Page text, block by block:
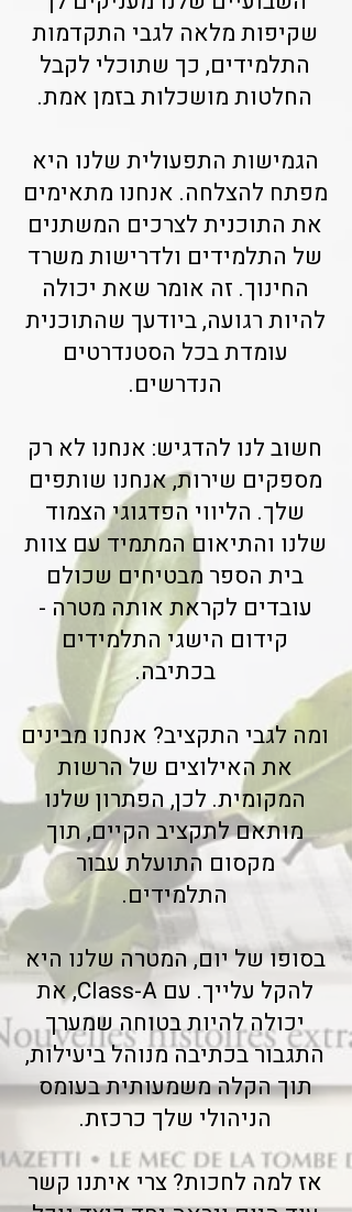
שקיפות מלאה לגבי התקדמות
התלמידים, כך שתוכלי לקבל
החלטות מושכלות בזמן אמת.
הגמישות התפעולית שלנו היא
מפתח להצלחה. אנחנו מתאימים
את התוכנית לצרכים המשתנים
של התלמידים ולדרישות משרד
החינוך. זה אומר שאת יכולה
להיות רגועה, ביודעך שהתוכנית
עומדת בכל הסטנדרטים
הנדרשים.
חשוב לנו להדגיש: אנחנו לא רק
מספקים שירות, אנחנו שותפים
שלך. הליווי הפדגוגי הצמוד
שלנו והתיאום המתמיד עם צוות
בית הספר מבטיחים שכולם
עובדים לקראת אותה מטרה -
קידום הישגי התלמידים
בכתיבה.
ומה לגבי התקציב? אנחנו מבינים
את האילוצים של הרשות
המקומית. לכן, הפתרון שלנו
מותאם לתקציב הקיים, תוך
מקסום התועלת עבור
התלמידים.
בסופו של יום, המטרה שלנו היא
להקל עלייך. עם Class-A, את
יכולה להיות בטוחה שמערך
התגבור בכתיבה מנוהל ביעילות,
תוך הקלה משמעותית בעומס
הניהולי שלך כרכזת.
אז למה לחכות? צרי איתנו קשר